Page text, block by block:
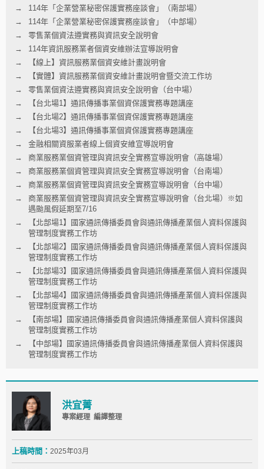
114年「企業營業秘密保護實務座談會」（南部場）
114年「企業營業秘密保護實務座談會」（中部場）
零售業個資法遵實務與資訊安全說明會
114年資訊服務業者個資安維辦法宣導說明會
【線上】資訊服務業個資安維計畫說明會
【實體】資訊服務業個資安維計畫說明會暨交流工作坊
零售業個資法遵實務與資訊安全說明會（台中場）
【台北場1】通訊傳播事業個資保護實務專題講座
【台北場2】通訊傳播事業個資保護實務專題講座
【台北場3】通訊傳播事業個資保護實務專題講座
金融相關資服業者線上個資安維宣導說明會
商業服務業個資管理與資訊安全實務宣導說明會（高雄場）
商業服務業個資管理與資訊安全實務宣導說明會（台南場）
商業服務業個資管理與資訊安全實務宣導說明會（台中場）
商業服務業個資管理與資訊安全實務宣導說明會（台北場）※如
遇颱風假延期至7/16
【北部場1】國家通訊傳播委員會與通訊傳播產業個人資料保護與
管理制度實務工作坊
【北部場2】國家通訊傳播委員會與通訊傳播產業個人資料保護與
管理制度實務工作坊
【北部場3】國家通訊傳播委員會與通訊傳播產業個人資料保護與
管理制度實務工作坊
【北部場4】國家通訊傳播委員會與通訊傳播產業個人資料保護與
管理制度實務工作坊
【南部場】國家通訊傳播委員會與通訊傳播產業個人資料保護與
管理制度實務工作坊
【中部場】國家通訊傳播委員會與通訊傳播產業個人資料保護與
管理制度實務工作坊
洪宜菁
專案經理 編譯整理
上稿時間： 2025年03月